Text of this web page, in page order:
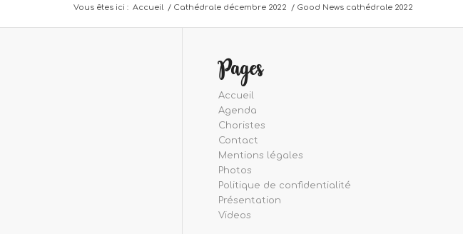
Vous êtes ici : Accueil / Cathédrale décembre 2022 / Good News cathédrale 2022
Pages
Accueil
Agenda
Choristes
Contact
Mentions légales
Photos
Politique de confidentialité
Présentation
Videos